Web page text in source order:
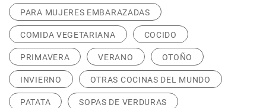
PARA MUJERES EMBARAZADAS
COMIDA VEGETARIANA COCIDO
PRIMAVERA VERANO OTOÑO
INVIERNO OTRAS COCINAS DEL MUNDO
PATATA SOPAS DE VERDURAS